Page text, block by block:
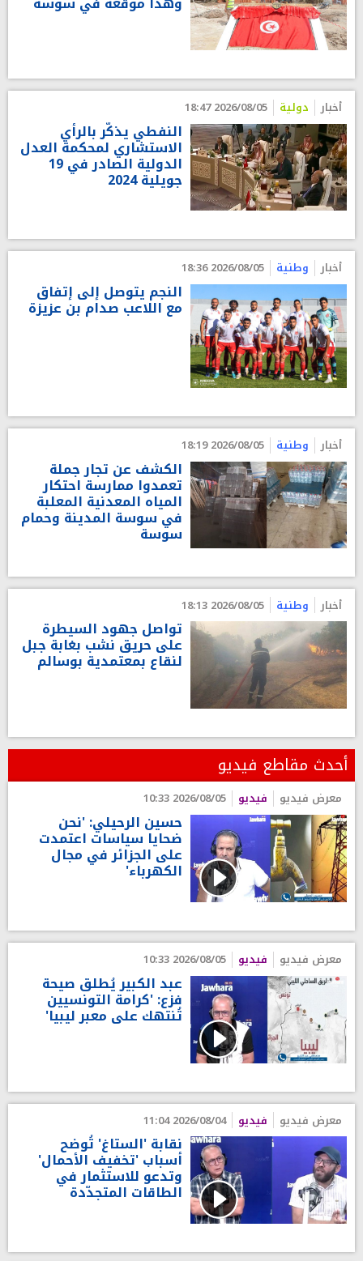
أخبار دولية 2026/08/05 18:47
النفطي يذكّر بالرأي
الاستشاري لمحكمة العدل
الدولية الصادر في 19
جويلية 2024
أخبار وطنية 2026/08/05 18:36
النجم يتوصل إلى إتفاق
مع اللاعب صدام بن عزيزة
أخبار وطنية 2026/08/05 18:19
الكشف عن تجار جملة
تعمدوا ممارسة احتكار
المياه المعدنية المعلبة
في سوسة المدينة وحمام
سوسة
أخبار وطنية 2026/08/05 18:13
تواصل جهود السيطرة
على حريق نشب بغابة جبل
لنقاع بمعتمدية بوسالم
أحدث مقاطع فيديو
معرض فيديو فيديو 2026/08/05 10:33
حسين الرحيلي: 'نحن
ضحايا سياسات اعتمدت
على الجزائر في مجال
الكهرباء'
معرض فيديو فيديو 2026/08/05 10:33
عبد الكبير يُطلق صيحة
فزع: 'كرامة التونسيين
تُنتهك على معبر ليبيا'
معرض فيديو فيديو 2026/08/04 11:04
نقابة 'الستاغ' تُوضح
أسباب 'تخفيف الأحمال'
وتدعو للاستثمار في
الطاقات المتجدّدة